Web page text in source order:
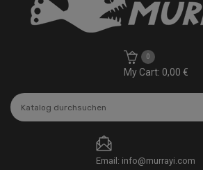
My Cart: 0,00 €
0
Email: info@murrayi.com